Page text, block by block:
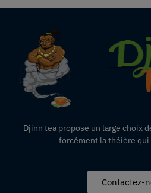
Djinn tea propose un large choix
forcément la théière
Contactez-